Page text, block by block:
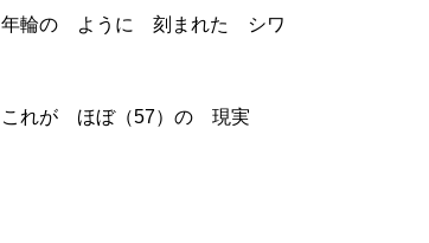
年輪の ように 刻まれた シワ
これが ほぼ（57）の 現実